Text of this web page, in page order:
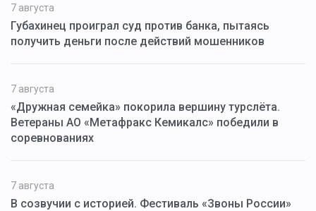
7 августа
Губахинец проиграл суд против банка, пытаясь
получить деньги после действий мошенников
7 августа
«Дружная семейка» покорила вершину турслёта.
Ветераны АО «Метафракс Кемикалс» победили в
соревнованиях
7 августа
В созвучии с историей. Фестиваль «Звоны России»